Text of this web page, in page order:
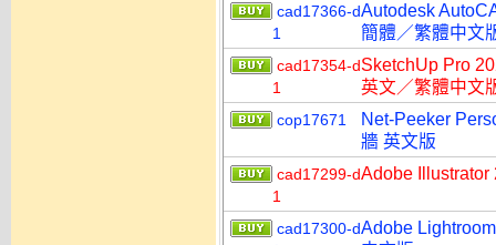
cad17366-d
1
Autodesk
簡體／繁體中文
cad17354-d
1
SketchUp Pro
英文／繁體中文
cop17671
Net-Peeker
牆 英文版
cad17299-d
1
Adobe Illustrator
cad17300-dAdobe